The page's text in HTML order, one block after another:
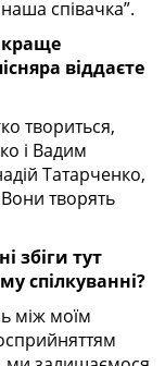
співачка”.
віддаєте
твориться,
і Вадим
Татарченко,
творять
збіги тут
спілкуванні?
між моїм